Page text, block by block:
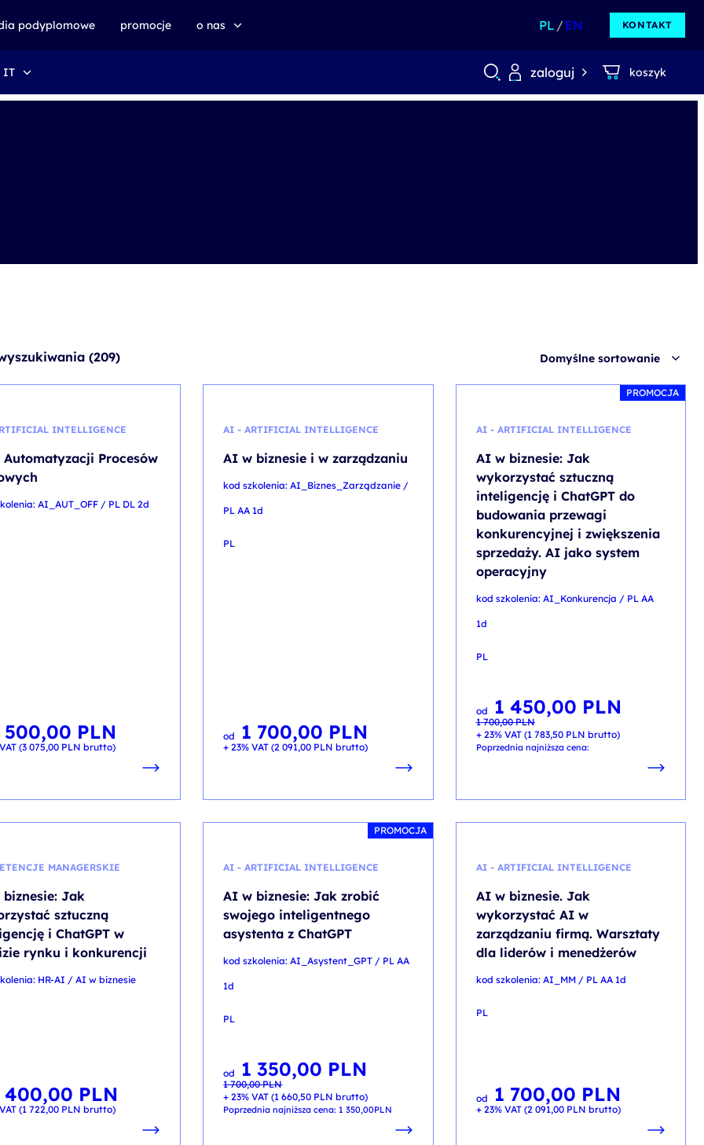
podyplomowe promocje o nas
zrównoważony rozwój
PL EN KONTAKT
IT zaloguj koszyk
(209) Domyślne sortowanie
INTELLIGENCE
Procesów
AI_AUT_OFF / PL DL 2d
500,00 PLN
(3 075,00 PLN brutto)
AI - ARTIFICIAL INTELLIGENCE
AI w biznesie i w zarządzaniu
kod szkolenia: AI_Biznes_Zarządzanie /
PL AA 1d
PL
od 1 700,00 PLN
+ 23% VAT (2 091,00 PLN brutto)
PROMOCJA
AI - ARTIFICIAL INTELLIGENCE
AI w biznesie: Jak
wykorzystać sztuczną
inteligencję i ChatGPT do
budowania przewagi
konkurencyjnej i zwiększenia
sprzedaży. AI jako system
operacyjny
kod szkolenia: AI_Konkurencja / PL AA
1d
PL
od
1 700,00PLN
Pierwotna
cena
wynosiła:
1 700,00 PLN.
1 450,00 PLN
Aktualna
cena
wynosi:
1 450,00 PLN.
+ 23% VAT (1 783,50 PLN brutto)
Poprzednia najniższa cena:
MANAGERSKIE
Jak
sztuczną
i ChatGPT w
rynku i konkurencji
HR-AI / AI w biznesie
400,00 PLN
(1 722,00 PLN brutto)
PROMOCJA
AI - ARTIFICIAL INTELLIGENCE
AI w biznesie: Jak zrobić
swojego inteligentnego
asystenta z ChatGPT
kod szkolenia: AI_Asystent_GPT / PL AA
1d
PL
od
1 700,00PLN
Pierwotna
cena
wynosiła:
1 700,00 PLN.
1 350,00 PLN
Aktualna
cena
wynosi:
1 350,00 PLN.
+ 23% VAT (1 660,50 PLN brutto)
Poprzednia najniższa cena: 1 350,00PLN
AI - ARTIFICIAL INTELLIGENCE
AI w biznesie. Jak
wykorzystać AI w
zarządzaniu firmą. Warsztaty
dla liderów i menedżerów
kod szkolenia: AI_MM / PL AA 1d
PL
od 1 700,00 PLN
+ 23% VAT (2 091,00 PLN brutto)